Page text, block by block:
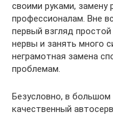
своими руками, замену
профессионалам. Вне
первый взгляд
нервы и занять много
неграмотная замена
проблемам.
Безусловно, в большом
качественный